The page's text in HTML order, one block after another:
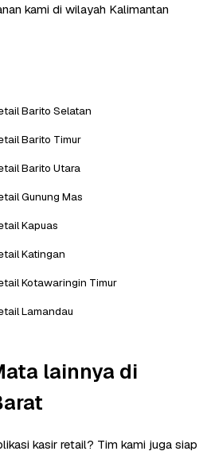
kami di wilayah Kalimantan
Barito Selatan
Barito Timur
Barito Utara
Gunung Mas
Kapuas
Katingan
Kotawaringin Timur
Lamandau
lainnya di
kasir retail? Tim kami juga siap